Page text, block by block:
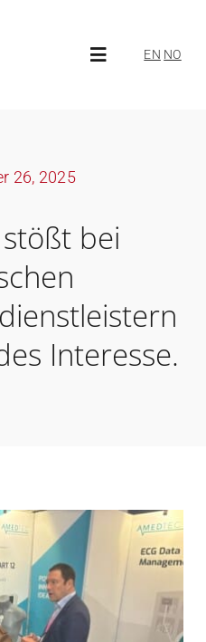
Toggle
EN NO
26, 2025
bei
Interesse.